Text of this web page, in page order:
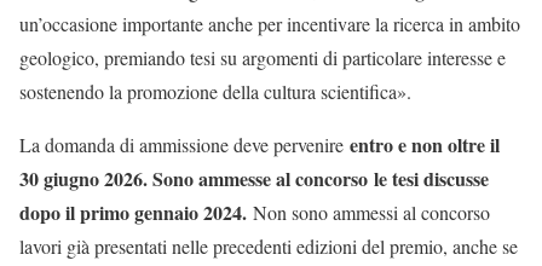
un’occasione importante anche per incentivare la ricerca in ambito
geologico, premiando tesi su argomenti di particolare interesse e
sostenendo la promozione della cultura scientifica».
La domanda di ammissione deve pervenire entro e non oltre il
30 giugno 2026. Sono ammesse al concorso le tesi discusse
dopo il primo gennaio 2024. Non sono ammessi al concorso
lavori già presentati nelle precedenti edizioni del premio, anche se